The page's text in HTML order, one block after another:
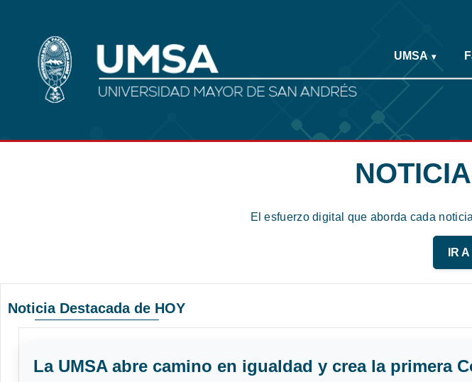
UMSA ▾
El esfuerzo digital que aborda cada
IR
Noticia Destacada de HOY
La UMSA abre camino en igualdad y crea la primera